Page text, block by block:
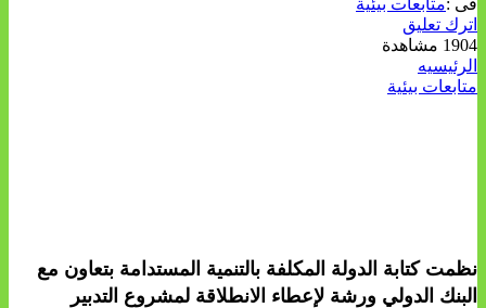
اترك تعليق
1904 مشاهدة
الرئيسيه
متابعات بيئية
نظمت كتابة الدولة المكلفة بالتنمية المستدامة بتعاون مع
البنك الدولي ورشة لإعطاء الانطلاقة لمشروع التدبير